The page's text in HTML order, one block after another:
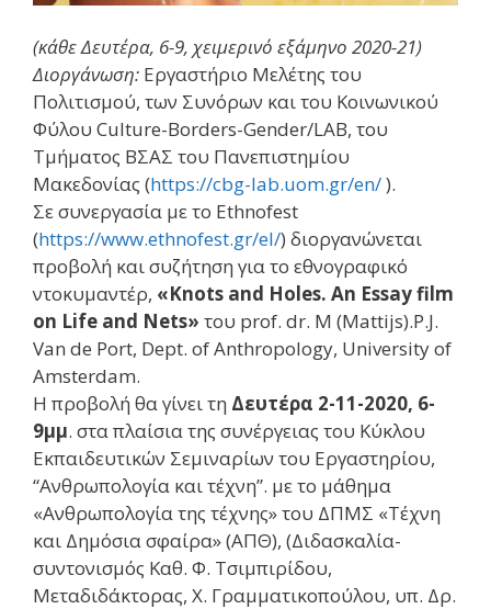
(κάθε Δευτέρα, 6-9, χειμερινό εξάμηνο 2020-21)
Διοργάνωση: Εργαστήριο Μελέτης του
Πολιτισμού, των Συνόρων και του Κοινωνικού
Φύλου Culture-Borders-Gender/LAB, του
Τμήματος ΒΣΑΣ του Πανεπιστημίου
Μακεδονίας (https://cbg-lab.uom.gr/en/).
Σε συνεργασία με το Ethnofest
(https://www.ethnofest.gr/el/) διοργανώνεται
προβολή και συζήτηση για το εθνογραφικό
ντοκυμαντέρ, «Knots and Holes. An Essay film
on Life and Nets» του prof. dr. M (Mattijs).P.J.
Van de Port, Dept. of Anthropology, University of
Amsterdam.
Η προβολή θα γίνει τη Δευτέρα 2-11-2020, 6-
9μμ. στα πλαίσια της συνέργειας του Κύκλου
Εκπαιδευτικών Σεμιναρίων του Εργαστηρίου,
“Ανθρωπολογία και τέχνη”. με το μάθημα
«Ανθρωπολογία της τέχνης» του ΔΠΜΣ «Τέχνη
και Δημόσια σφαίρα» (ΑΠΘ), (Διδασκαλία-
συντονισμός Καθ. Φ. Τσιμπιρίδου,
Μεταδιδάκτορας, Χ. Γραμματικοπούλου, υπ. Δρ.